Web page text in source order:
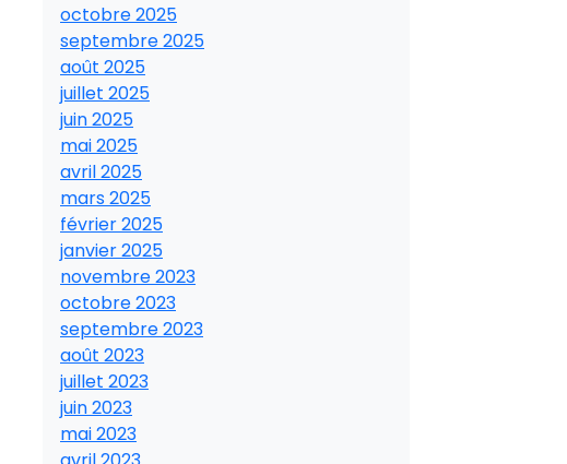
octobre 2025
septembre 2025
août 2025
juillet 2025
juin 2025
mai 2025
avril 2025
mars 2025
février 2025
janvier 2025
novembre 2023
octobre 2023
septembre 2023
août 2023
juillet 2023
juin 2023
mai 2023